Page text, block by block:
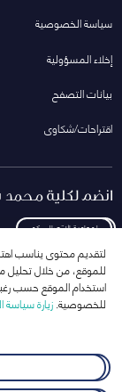
سياسة الخصوصية
إخلاء المسؤولية
بيانات التصفح
اقتراحات/شكاوى
انضم لكلية محمد
لمعاودة الاتصال بكم
انضم إلى قائمة
لتقديم محتوى يناسب
للموقع، من خلال تحليل
استخدام الموقع حسب
للخصوصية.زيارة